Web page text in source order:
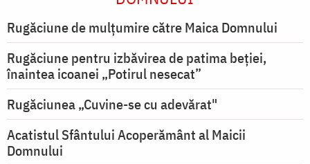
Rugăciune de mulţumire către Maica Domnului
Rugăciune pentru izbăvirea de patima beției,
înaintea icoanei „Potirul nesecat”
Rugăciunea „Cuvine-se cu adevărat"
Acatistul Sfântului Acoperământ al Maicii
Domnului